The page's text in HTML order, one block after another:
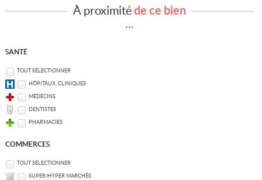
À proximitéde ce bien
...
SANTÉ
TOUT SÉLECTIONNER
HÔPITAUX, CLINIQUES
MÉDECINS
DENTISTES
PHARMACIES
COMMERCES
TOUT SÉLECTIONNER
SUPER/HYPER MARCHÉS